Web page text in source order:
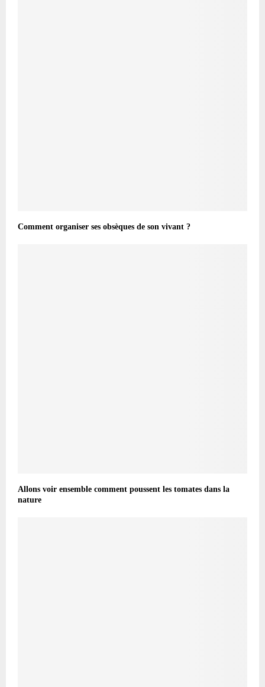
Comment organiser ses obsèques de son vivant ?
Allons voir ensemble comment poussent les tomates dans la
nature